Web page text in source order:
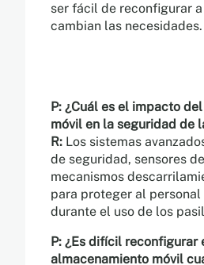
ser fácil de reconfigurar
cambian las necesidades.
P: ¿Cuál es el impacto
móvil en la seguridad de
R: Los sistemas
de seguridad, sensores
mecanismos
para proteger al
durante el uso de los
P: ¿Es difícil reconfigurar
almacenamiento móvil